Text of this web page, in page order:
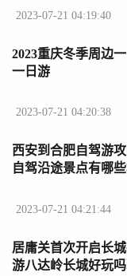
2023-07-21 04:19:40
2023重庆冬季周边
一日游
2023-07-21 04:20:38
西安到合肥自驾游
自驾沿途景点有哪
2023-07-21 04:21:44
居庸关首次开启长
游八达岭长城好玩